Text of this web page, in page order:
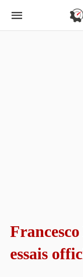
essais